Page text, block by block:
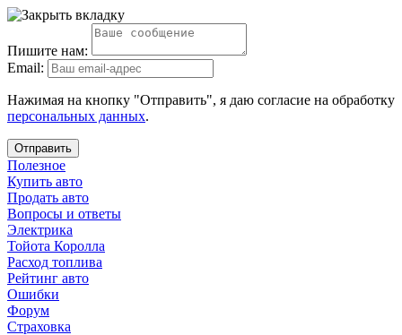
Пишите нам:
Email:
Нажимая на кнопку "Отправить", я даю согласие на обработку
персональных данных.
Отправить
Полезное
Купить авто
Продать авто
Вопросы и ответы
Электрика
Тойота Королла
Расход топлива
Рейтинг авто
Ошибки
Форум
Страховка